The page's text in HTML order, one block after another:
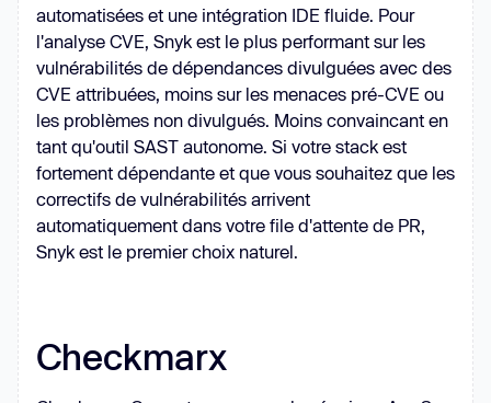
automatisées et une intégration IDE fluide. Pour
l'analyse CVE, Snyk est le plus performant sur les
vulnérabilités de dépendances divulguées avec des
CVE attribuées, moins sur les menaces pré-CVE ou
les problèmes non divulgués. Moins convaincant en
tant qu'outil SAST autonome. Si votre stack est
fortement dépendante et que vous souhaitez que les
correctifs de vulnérabilités arrivent
automatiquement dans votre file d'attente de PR,
Snyk est le premier choix naturel.
Checkmarx